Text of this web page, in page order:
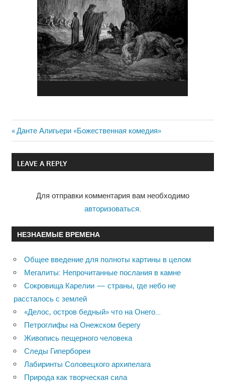
Навигация
по
Previous
Post:
Данте Алигьери «Божественная комедия»
LEAVE A REPLY
Для отправки комментария вам необходимо
авторизоваться
НЕЗНАЕМЫЕ ВРЕМЕНА
Общее введение для полноты картины в целом
Мегалиты: Непрочитанные послания в камне
Сокровища Карелии — страны, где небо не
рассталось с землей
«Делос, остров бедный» что на Онего…
Петроглифы на Онежском берегу
Живопись пещерного человека
Следы Гипербореи
Лабиринты Соловецкого архипелага
Природа как творческая сила